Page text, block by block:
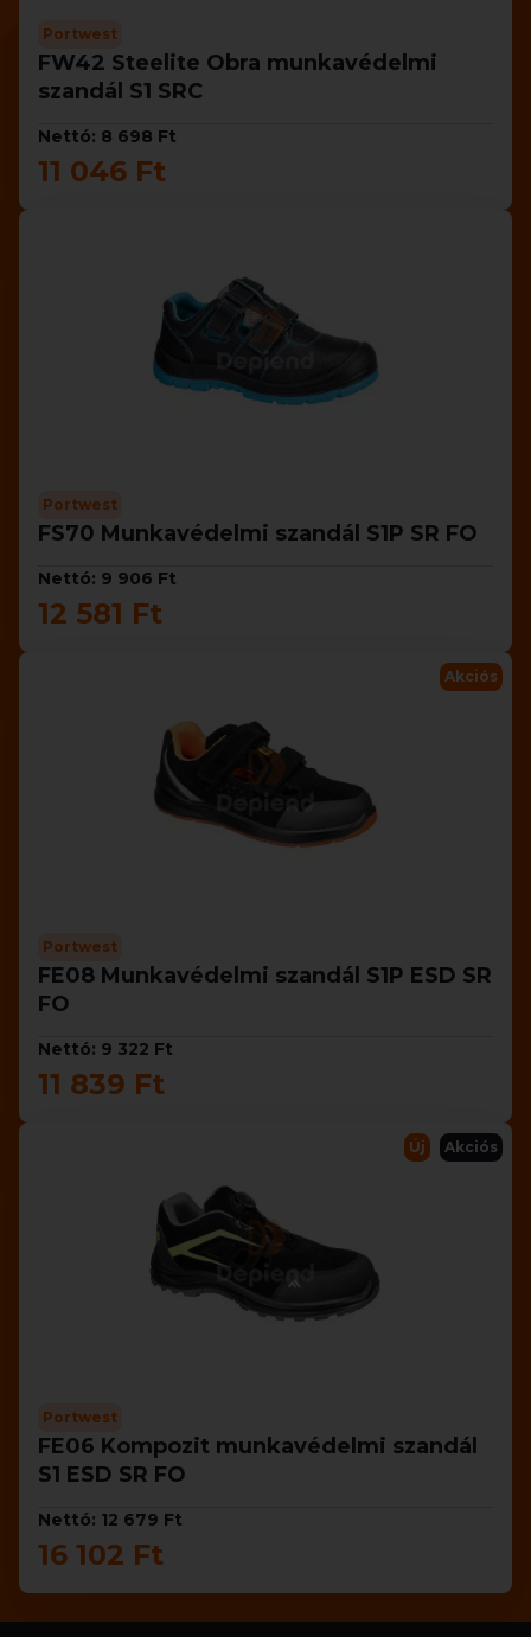
Portwest
FW42 Steelite Obra munkavédelmi
szandál S1 SRC
Nettó: 8 698 Ft
11 046 Ft
Portwest
FS70 Munkavédelmi szandál S1P SR FO
Nettó: 9 906 Ft
12 581 Ft
Akciós
Portwest
FE08 Munkavédelmi szandál S1P ESD SR
FO
Nettó: 9 322 Ft
11 839 Ft
Új Akciós
Portwest
FE06 Kompozit munkavédelmi szandál
S1 ESD SR FO
Nettó: 12 679 Ft
16 102 Ft